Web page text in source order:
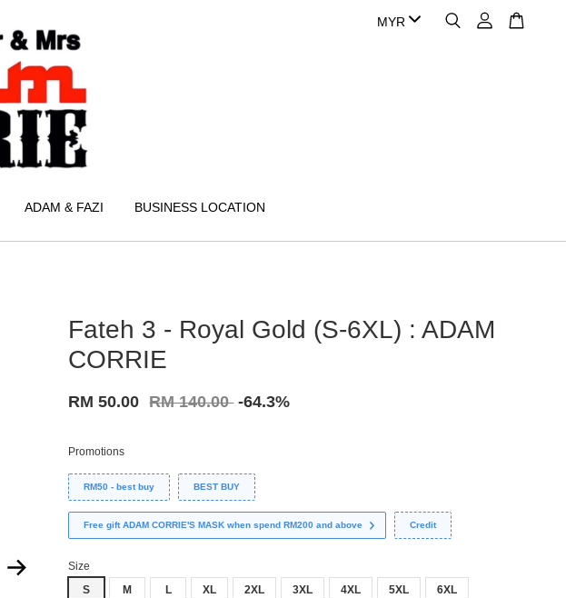
ADAM & FAZI BUSINESS LOCATION
Fateh 3 - Royal Gold (S-6XL) : ADAM
CORRIE
RM 50.00 RM 140.00 -64.3%
Promotions
RM50 - best buy BEST BUY
Free gift ADAM CORRIE'S MASK when spend RM200 and above Credit
Size
S
M L XL 2XL 3XL 4XL 5XL 6XL